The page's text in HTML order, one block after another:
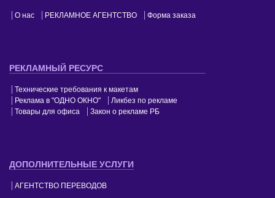
О нас РЕКЛАМНОЕ АГЕНТСТВО Форма заказа
РЕКЛАМНЫЙ РЕСУРС
Технические требования к макетам
Реклама в "ОДНО ОКНО"
Ликбез по рекламе
Товары для офиса
Закон о рекламе РБ
ДОПОЛНИТЕЛЬНЫЕ УСЛУГИ
АГЕНТСТВО ПЕРЕВОДОВ